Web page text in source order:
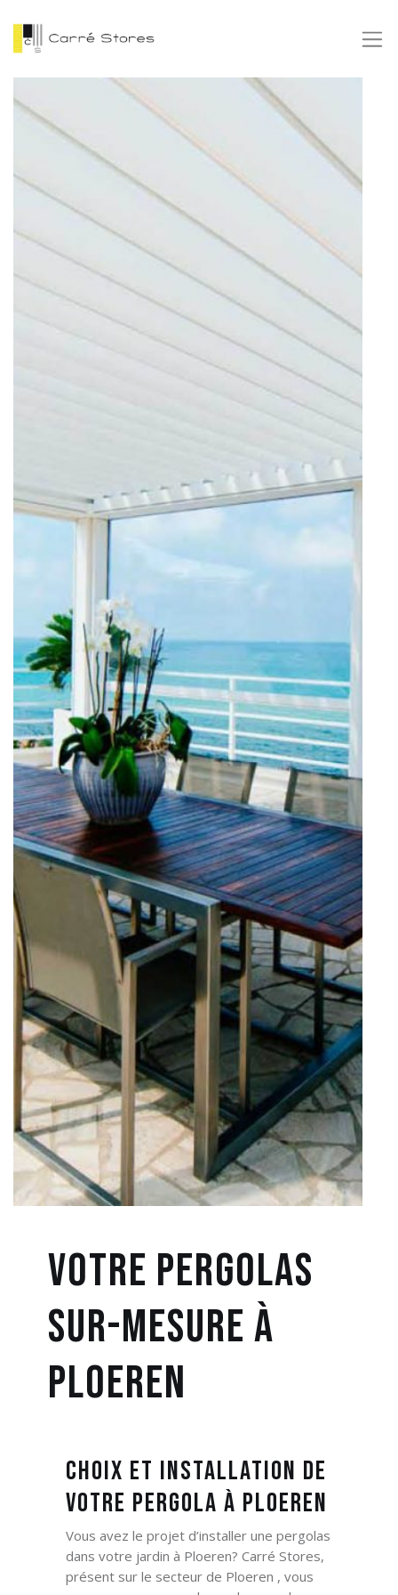
Votre Pergolas
sur-mesure à
Ploeren
Choix et Installation de
votre Pergola à Ploeren
Vous avez le projet d’installer une pergolas
dans votre jardin à Ploeren? Carré Stores,
présent sur le secteur de Ploeren , vous